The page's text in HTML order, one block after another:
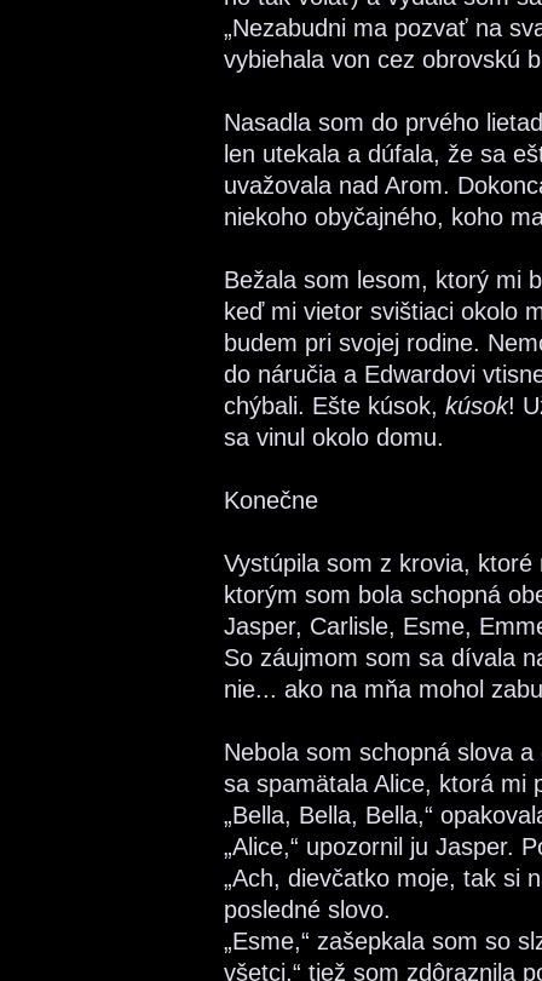
„Nezabudni ma pozvať na
vybiehala von cez obrovskú
Nasadla som do prvého
len utekala a dúfala, že sa
uvažovala nad Arom.
niekoho obyčajného, koho
Bežala som lesom, ktorý mi
keď mi vietor svištiaci okolo
budem pri svojej rodine.
do náručia a Edwardovi
chýbali. Ešte kúsok, kúsok!
sa vinul okolo domu.
Konečne
Vystúpila som z krovia,
ktorým som bola schopná
Jasper, Carlisle, Esme,
So záujmom som sa dívala
nie... ako na mňa mohol
Nebola som schopná slova
sa spamätala Alice, ktorá mi
„Bella, Bella, Bella,“
„Alice,“ upozornil ju Jasper.
„Ach, dievčatko moje, tak si
posledné slovo.
„Esme,“ zašepkala som so
všetci,“ tiež som zdôraznila